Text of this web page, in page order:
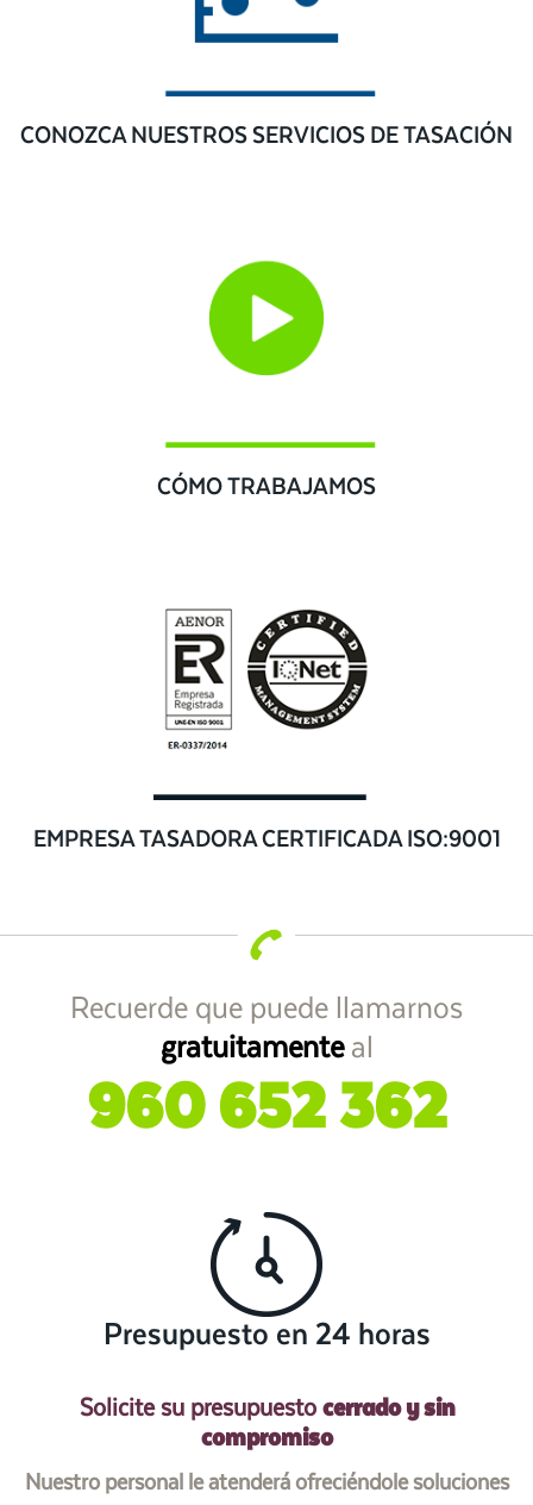
CONOZCA NUESTROS SERVICIOS DE TASACIÓN
CÓMO TRABAJAMOS
EMPRESA TASADORA CERTIFICADA ISO:9001
Recuerde que puede llamarnos
gratuitamenteal
960 652 362
Presupuesto en 24 horas
Solicite su presupuesto cerrado y sin
compromiso
Nuestro personal le atenderá ofreciéndole soluciones